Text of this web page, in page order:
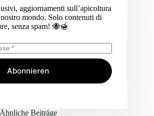
aggiornamenti sull’apicoltura
mondo. Solo contenuti di
senza spam! 🐝🍯
Abonnieren
Ähnliche Beiträge